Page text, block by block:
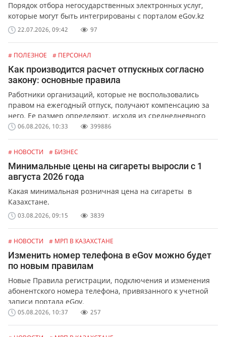
Порядок отбора негосударственных электронных услуг,
которые могут быть интегрированы с порталом eGov.kz
22.07.2026, 09:42 97
# ПОЛЕЗНОЕ # ПЕРСОНАЛ
Как производится расчет отпускных согласно
закону: основные правила
Работники организаций, которые не воспользовались
правом на ежегодный отпуск, получают компенсацию за
него. Ее размер определяют, исходя из среднедневного
заработка сотрудника.
06.08.2026, 10:33 399886
# НОВОСТИ # БИЗНЕС
Минимальные цены на сигареты выросли с 1
августа 2026 года
Какая минимальная розничная цена на сигареты в
Казахстане.
03.08.2026, 09:15 3839
# НОВОСТИ # МРП В КАЗАХСТАНЕ
Изменить номер телефона в eGov можно будет
по новым правилам
Новые Правила регистрации, подключения и изменения
абонентского номера телефона, привязанного к учетной
записи портала eGov.
05.08.2026, 10:37 257